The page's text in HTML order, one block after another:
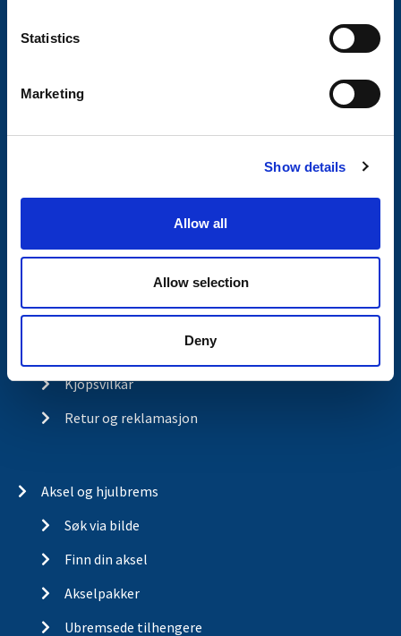
Statistics
Marketing
Show details
Allow all
Allow selection
Deny
Tilhengerservice
Om Valeryd
Historia
Kjopsvilkar
Retur og reklamasjon
Aksel og hjulbrems
Søk via bilde
Finn din aksel
Akselpakker
Ubremsede tilhengere